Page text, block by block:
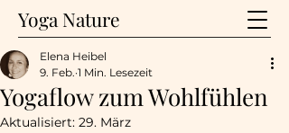
Yoga Nature
Yogaflow zum Wohlfühlen
Elena Heibel
9. Feb. 1 Min. Lesezeit
Aktualisiert: 29. März